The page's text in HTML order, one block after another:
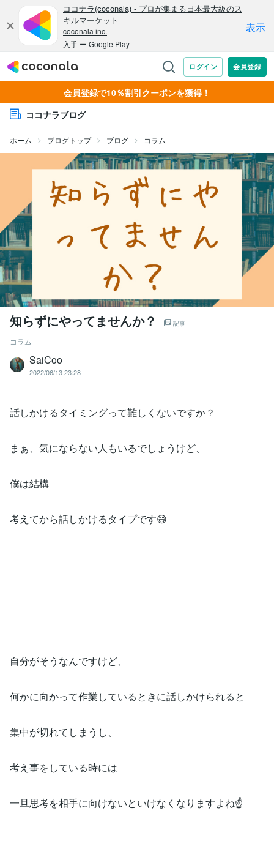
会員登録で10％割引クーポンを獲得！
ココナラブログ
ホーム ブログトップ ブログ コラム
知らずにやってませんか？ 記事
コラム
SaiCoo
2022/06/13 23:28
話しかけるタイミングって難しくないですか？
まぁ、気にならない人もいるでしょうけど、
僕は結構
考えてから話しかけるタイプです😅
自分がそうなんですけど、
何かに向かって作業しているときに話しかけられると
集中が切れてしまうし、
考え事をしている時には
一旦思考を相手に向けないといけなくなりますよね☝️